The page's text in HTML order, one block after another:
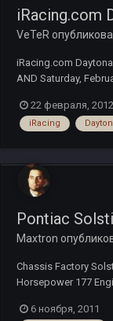
iRacing.com
VeTeR
iRacing.com Daytona
AND Saturday,
– Pro license:
Oval Rookie & D-li...
22 февраля, 2012
iRacing
Pontiac
Maxtron
Сhassis Factory
Horsepower 177
данный момент
6 ноября, 2011